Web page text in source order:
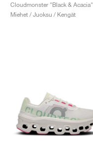
Cloudmonster "Black & Acacia"
Miehet / Juoksu / Kengät